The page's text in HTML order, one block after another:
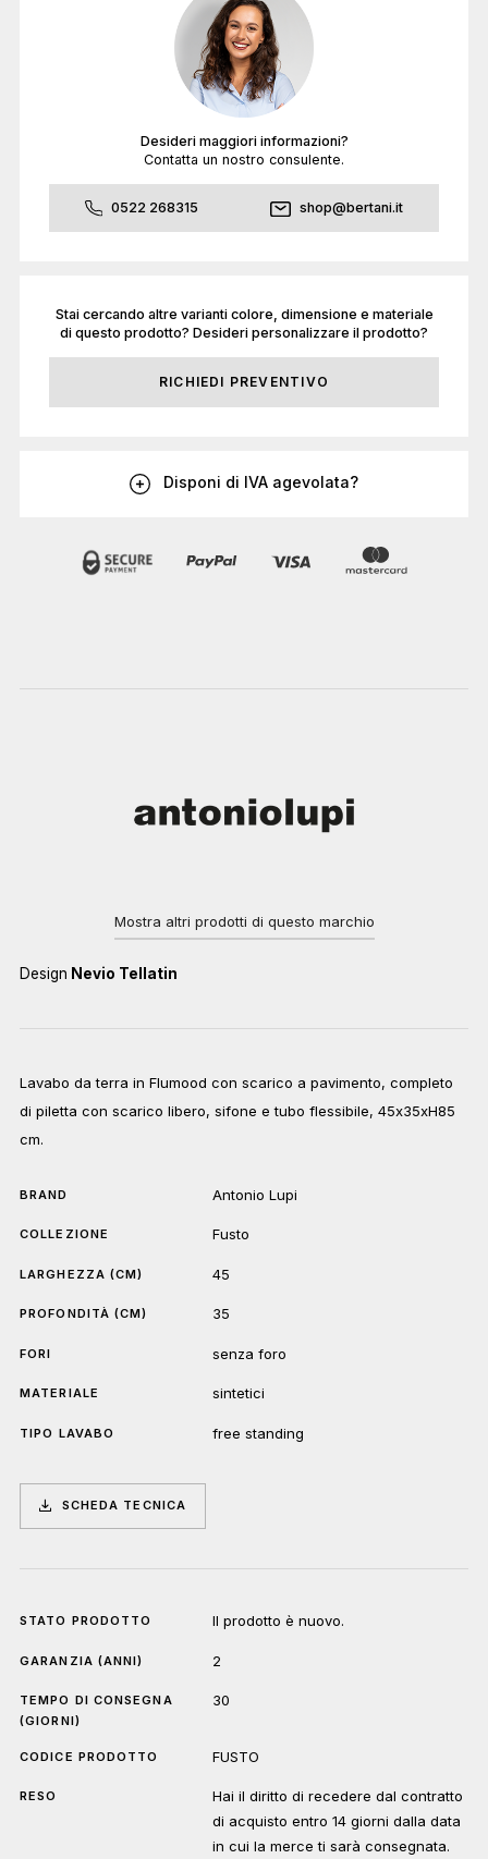
Desideri maggiori informazioni?
Contatta un nostro consulente.
0522 268315 shop@bertani.it
Stai cercando altre varianti colore, dimensione e materiale
di questo prodotto? Desideri personalizzare il prodotto?
RICHIEDI PREVENTIVO
Disponi di IVA agevolata?
Design Nevio Tellatin
Mostra altri prodotti di questo marchio
Lavabo da terra in Flumood con scarico a pavimento, completo
di piletta con scarico libero, sifone e tubo flessibile, 45x35xH85
cm.
BRAND Antonio Lupi
COLLEZIONE Fusto
LARGHEZZA (CM) 45
PROFONDITÀ (CM) 35
FORI senza foro
MATERIALE sintetici
TIPO LAVABO free standing
SCHEDA TECNICA
STATO PRODOTTO Il prodotto è nuovo.
GARANZIA (ANNI) 2
TEMPO DI CONSEGNA
(GIORNI)
30
CODICE PRODOTTO FUSTO
RESO
Hai il diritto di recedere dal contratto
di acquisto entro 14 giorni dalla data
in cui la merce ti sarà consegnata.